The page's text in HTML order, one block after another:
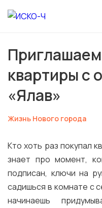
квартиры с
«Ялав»
Жизнь Нового города
Кто хоть раз покупал
знает про момент,
подписан, ключи на
садишься в комнате с
начинаешь